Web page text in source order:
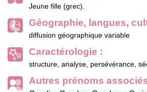
Jeune fille (grec).
Géographie, langues,
diffusion géographique variable
Caractérologie :
structure, analyse, persévérance,
Autres prénoms